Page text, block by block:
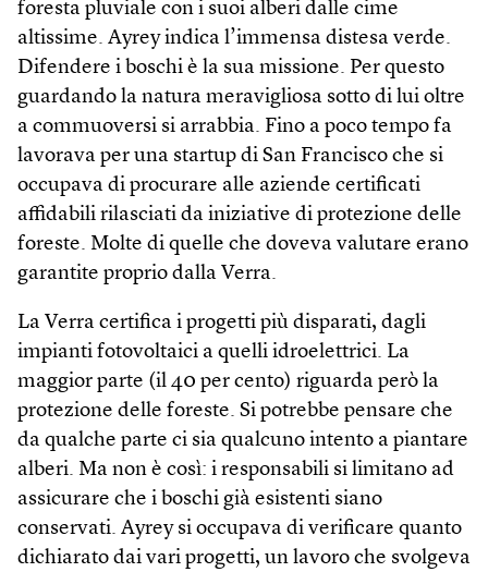
foresta pluviale con i suoi alberi dalle cime
altissime. Ayrey indica l’immensa distesa verde.
Difendere i boschi è la sua missione. Per questo
guardando la natura meravigliosa sotto di lui oltre
a commuoversi si arrabbia. Fino a poco tempo fa
lavorava per una startup di San Francisco che si
occupava di procurare alle aziende certificati
affidabili rilasciati da iniziative di protezione delle
foreste. Molte di quelle che doveva valutare erano
garantite proprio dalla Verra.
La Verra certifica i progetti più disparati, dagli
impianti fotovoltaici a quelli idroelettrici. La
maggior parte (il 40 per cento) riguarda però la
protezione delle foreste. Si potrebbe pensare che
da qualche parte ci sia qualcuno intento a piantare
alberi. Ma non è così: i responsabili si limitano ad
assicurare che i boschi già esistenti siano
conservati. Ayrey si occupava di verificare quanto
dichiarato dai vari progetti, un lavoro che svolgeva